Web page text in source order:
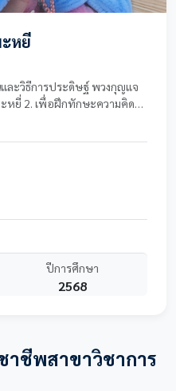
หยี่
ละวิธีการประดิษฐ์ พวงกุญแจ
ามคิด
ระโยชน์ และพัฒนาทักษะด้าน
ปีการศึกษา
2568
าชีพสาขาวิชาการ